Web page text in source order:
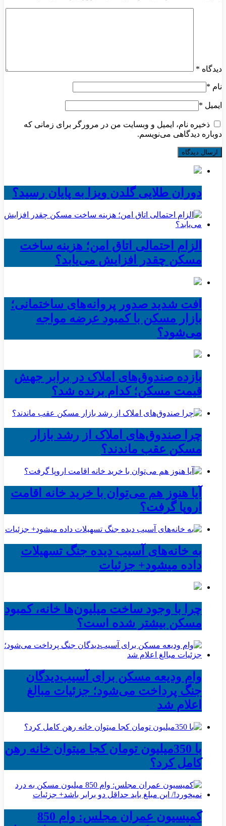
دیدگاه *
نام *
ایمیل *
ذخیره نام، ایمیل و وبسایت من در مرورگر برای زمانی که
دوباره دیدگاهی می‌نویسم.
دوران طلایی گلدن ویزا به پایان رسید؟
الزام احتمالی اتاق امن؛ هزینه ساخت
مسکن چقدر افزایش می‌یابد؟
افت شدید صدور پروانه‌های ساختمانی؛
بازار مسکن با کمبود عرضه مواجه
می‌شود؟
بازده صندوق‌های املاک در برابر جهش
قیمت مسکن؛ کدام برنده شد؟
چرا صندوق‌های املاک از رشد بازار
مسکن عقب ماندند؟
آیا هنوز هم می‌توان با خرید خانه اقامت
اروپا گرفت؟
به خانه‌های آسیب دیده جنگ تسهیلات
داده میشود+ جزئیات
چرا با وجود ساخت میلیون‌ها خانه، کمبود
مسکن بیشتر شده است؟
وام ودیعه مسکن برای آسیب‌دیدگان
جنگ پرداخت می‌شود؛ جزئیات مبالغ
اعلام شد
با 350میلیون تومان کجا میتوان خانه رهن
کامل کرد؟
کمیسیون عمران مجلس: وام 850